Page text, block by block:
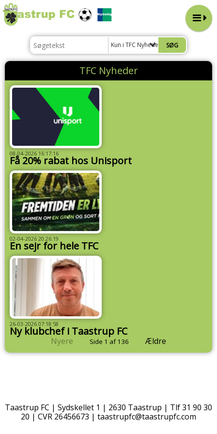
Kun i TFC Nyheder
TFC Nyheder
08-04-2026 16:17:16
Få 20% rabat hos Unisport
02-04-2026 20:26:19
En sejr for hele TFC
26-03-2026 07:18:58
Ny klubchef i Taastrup FC
Nyere Side 1 af 136 Ældre
Taastrup FC | Sydskellet 1 | 2630 Taastrup | Tlf 31 90 30
20 | CVR 26456673 | taastrupfc@taastrupfc.com